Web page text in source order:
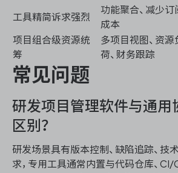
工具精简诉求强烈
功能聚合、减少订
成本
项目组合级资源统
筹
多项目视图、资源
荷、财务跟踪
常见问题
研发项目管理软件与通用
区别？
研发场景具有版本控制、缺陷追踪、技
求，专用工具通常内置与代码仓库、CI/